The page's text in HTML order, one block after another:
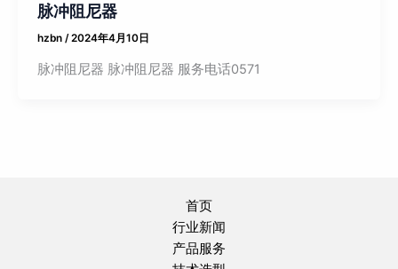
脉冲阻尼器
hzbn /2024年4月10日
脉冲阻尼器 脉冲阻尼器 服务电话0571
首页
行业新闻
产品服务